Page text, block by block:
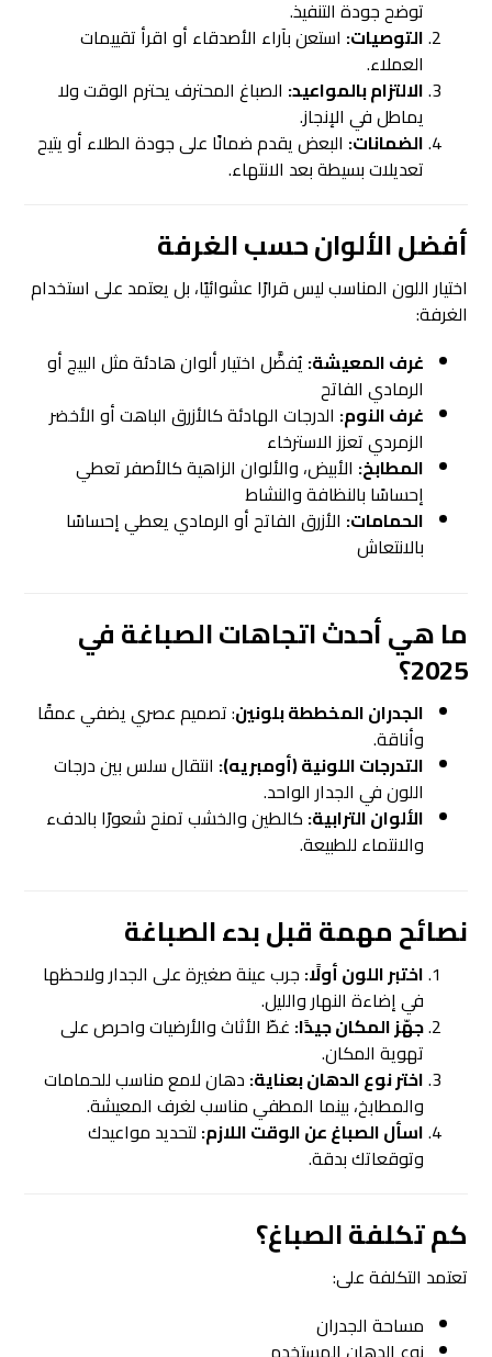
توضح جودة التنفيذ.
التوصيات: استعن بآراء الأصدقاء أو اقرأ تقييمات
العملاء.
الالتزام بالمواعيد: الصباغ المحترف يحترم الوقت ولا
يماطل في الإنجاز.
الضمانات: البعض يقدم ضمانًا على جودة الطلاء أو يتيح
تعديلات بسيطة بعد الانتهاء.
أفضل الألوان حسب الغرفة
اختيار اللون المناسب ليس قرارًا عشوائيًا، بل يعتمد على استخدام
الغرفة:
غرف المعيشة: يُفضَّل اختيار ألوان هادئة مثل البيج أو
الرمادي الفاتح
غرف النوم: الدرجات الهادئة كالأزرق الباهت أو الأخضر
الزمردي تعزز الاسترخاء
المطابخ: الأبيض، والألوان الزاهية كالأصفر تعطي
إحساسًا بالنظافة والنشاط
الحمامات: الأزرق الفاتح أو الرمادي يعطي إحساسًا
بالانتعاش
ما هي أحدث اتجاهات الصباغة في
2025؟
الجدران المخططة بلونين: تصميم عصري يضفي عمقًا
وأناقة.
التدرجات اللونية (أومبريه): انتقال سلس بين درجات
اللون في الجدار الواحد.
الألوان الترابية: كالطين والخشب تمنح شعورًا بالدفء
والانتماء للطبيعة.
نصائح مهمة قبل بدء الصباغة
اختبر اللون أولًا: جرب عينة صغيرة على الجدار ولاحظها
في إضاءة النهار والليل.
جهّز المكان جيدًا: غطّ الأثاث والأرضيات واحرص على
تهوية المكان.
اختر نوع الدهان بعناية: دهان لامع مناسب للحمامات
والمطابخ، بينما المطفي مناسب لغرف المعيشة.
اسأل الصباغ عن الوقت اللازم: لتحديد مواعيدك
وتوقعاتك بدقة.
كم تكلفةالصباغ؟
تعتمد التكلفة على:
مساحة الجدران